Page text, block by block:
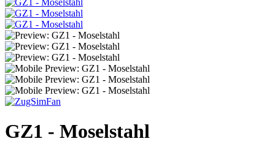
GZ1 - Moselstahl